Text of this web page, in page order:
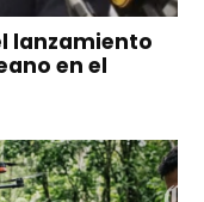
lanzamiento
en el